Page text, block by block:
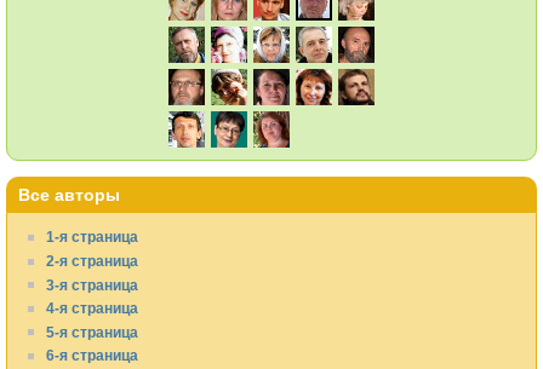
Все авторы
1-я страница
2-я страница
3-я страница
4-я страница
5-я страница
6-я страница